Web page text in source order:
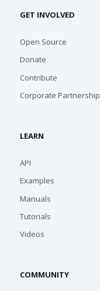
GET INVOLVED
Open Source
Donate
Contribute
Corporate Partnership
LEARN
API
Examples
Manuals
Tutorials
Videos
COMMUNITY